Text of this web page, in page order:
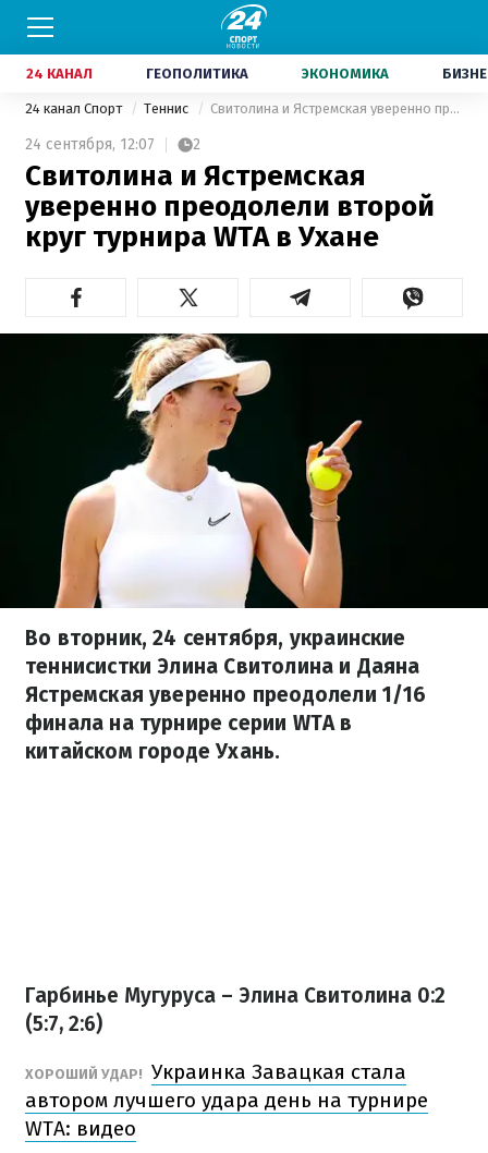
24 КАНАЛ ГЕОПОЛИТИКА ЭКОНОМИКА
24 канал Спорт Теннис Свитолина и Ястремская уверенно преодолели второй круг турнира WTA в Ухане
24 сентября, 12:07 2
Свитолина и Ястремская
уверенно преодолели второй
круг турнира WTA в Ухане
Во вторник, 24 сентября, украинские
теннисистки Элина Свитолина и Даяна
Ястремская уверенно преодолели 1/16
финала на турнире серии WTA в
китайском городе Ухань.
Гарбинье Мугуруса – Элина Свитолина 0:2
(5:7, 2:6)
ХОРОШИЙ УДАР! Украинка Завацкая стала
автором лучшего удара день на турнире
WTA: видео